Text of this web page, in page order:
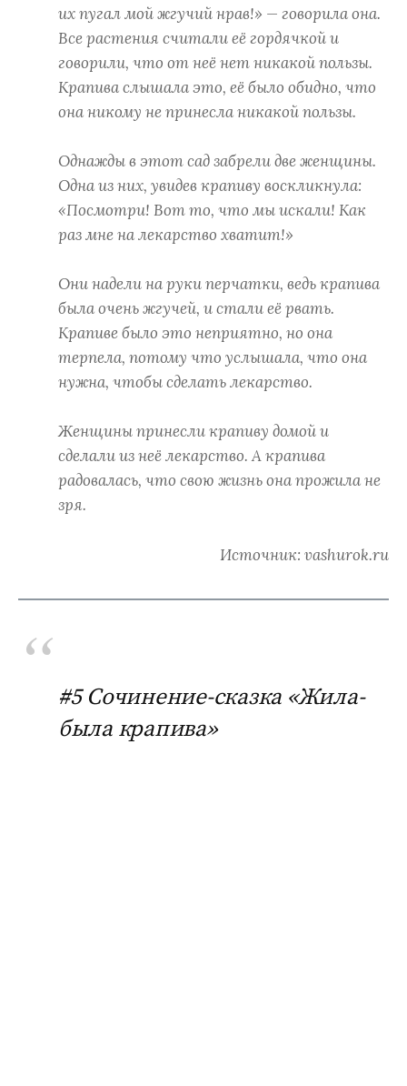
их пугал мой жгучий нрав!» — говорила она.
Все растения считали её гордячкой и
говорили, что от неё нет никакой пользы.
Крапива слышала это, её было обидно, что
она никому не принесла никакой пользы.
Однажды в этот сад забрели две женщины.
Одна из них, увидев крапиву воскликнула:
«Посмотри! Вот то, что мы искали! Как
раз мне на лекарство хватит!»
Они надели на руки перчатки, ведь крапива
была очень жгучей, и стали её рвать.
Крапиве было это неприятно, но она
терпела, потому что услышала, что она
нужна, чтобы сделать лекарство.
Женщины принесли крапиву домой и
сделали из неё лекарство. А крапива
радовалась, что свою жизнь она прожила не
зря.
Источник: vashurok.ru
#5 Сочинение-сказка «Жила-
была крапива»